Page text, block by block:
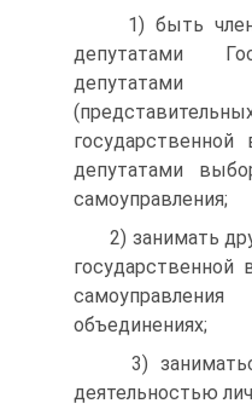
1) быть
депутатами
депутатами
депутатами
самоуправления;
2) занимать
государственной
объединениях;
3)
деятельностью